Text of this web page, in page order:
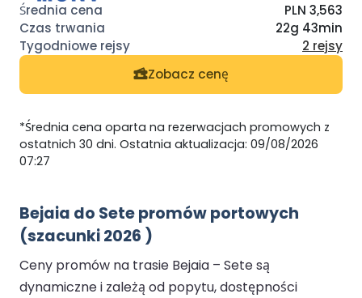
PLN 3,563
22g 43min
2 rejsy
Zobacz cenę
*Średnia cena oparta na rezerwacjach promowych z
ostatnich 30 dni. Ostatnia aktualizacja: 09/08/2026
07:27
Bejaia do Sete promów portowych
(szacunki 2026 )
Ceny promów na trasie Bejaia – Sete są
dynamiczne i zależą od popytu, dostępności